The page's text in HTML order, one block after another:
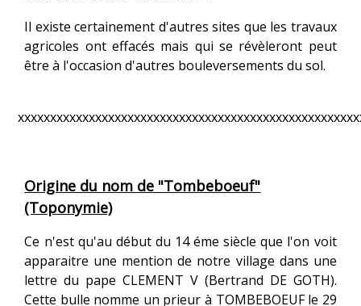
Il existe certainement d'autres sites que les travaux
agricoles ont effacés mais qui se révèleront peut
être à l'occasion d'autres bouleversements du sol.
Origine du nom de "Tombeboeuf"
(Toponymie)
Ce n'est qu'au début du 14 éme siècle que l'on voit
apparaitre une mention de notre village dans une
lettre du pape CLEMENT V (Bertrand DE GOTH).
Cette bulle nomme un prieur à TOMBEBOEUF le 29